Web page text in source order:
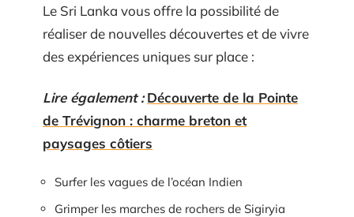
Le Sri Lanka vous offre la possibilité de
réaliser de nouvelles découvertes et de vivre
des expériences uniques sur place :
Lire également : Découverte de la Pointe
de Trévignon : charme breton et
paysages côtiers
Surfer les vagues de l’océan Indien
Grimper les marches de rochers de Sigiryia